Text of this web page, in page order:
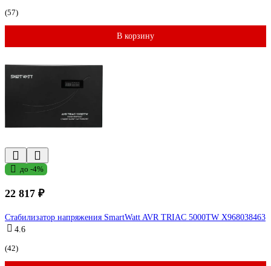
(57)
В корзину
до -4%
22 817 ₽
Стабилизатор напряжения SmartWatt AVR TRIAC 5000TW X968038463
4.6
(42)